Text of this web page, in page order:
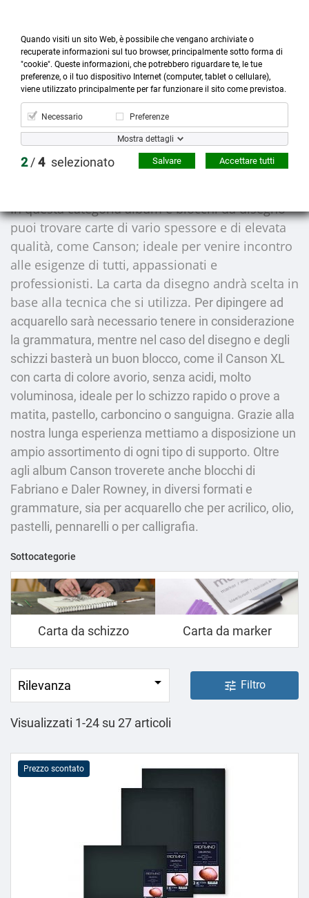

Prodotti

Account

Cerca
more_horiz
Menù
shopping_cart
ALBUM E BLOCCHI DA
DISEGNO
In questa categoriaalbum e blocchi da disegno
puoi trovare carte di vario spessore e di elevata
qualità, come Canson; ideale per venire incontro
alle esigenze di tutti, appassionati e
professionisti. La carta da disegno andrà scelta in
base alla tecnica che si utilizza. Per dipingere ad
acquarello sarà necessario tenere in considerazione
la grammatura, mentre nel caso del disegno e degli
schizzi basterà un buon blocco, come il Canson XL
con carta di colore avorio, senza acidi, molto
voluminosa, ideale per lo schizzo rapido o prove a
matita, pastello, carboncino o sanguigna. Grazie alla
nostra lunga esperienza mettiamo a disposizione un
ampio assortimento di ogni tipo di supporto. Oltre
agli album Canson troverete anche blocchi di
Fabriano e Daler Rowney, in diversi formati e
grammature, sia per acquarello che per acrilico, olio,
pastelli, pennarelli o per calligrafia.
Sottocategorie
Carta da schizzo Carta da marker
Rilevanza  tune Filtro
Visualizzati 1-24 su 27 articoli
Prezzo scontato
Quando visiti un sito Web, è possibile che vengano archiviate o
recuperate informazioni sul tuo browser, principalmente sotto forma di
"cookie". Queste informazioni, che potrebbero riguardare te, le tue
preferenze, o il tuo dispositivo Internet (computer, tablet o cellulare),
viene utilizzato principalmente per far funzionare il sito come previstoa.
Necessario Preferenze
Mostra dettagli
2/4 selezionato Accettare tutti
Salvare